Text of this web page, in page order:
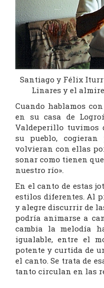
Santiago y Félix
Linares y el
Cuando hablamos
en su casa de
Valdeperillo tuvimos
su pueblo,
volvieran con ellas
sonar como tienen
nuestro río».
En el canto de estas
estilos diferentes. Al
y alegre discurrir de
podría animarse a
cambia la melodía
igualable, entre el
potente y curtida de
el canto. Se trata de
tanto circulan en las